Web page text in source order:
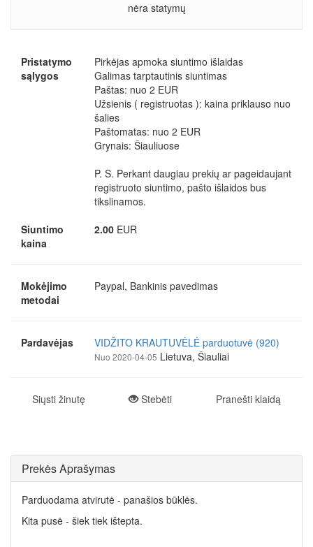
nėra statymų
Pristatymo
sąlygos
Pirkėjas apmoka siuntimo išlaidas
Galimas tarptautinis siuntimas
Paštas: nuo 2 EUR
Užsienis ( registruotas ): kaina priklauso nuo
šalies
Paštomatas: nuo 2 EUR
Grynais: Šiauliuose
P. S. Perkant daugiau prekių ar pageidaujant
registruoto siuntimo, pašto išlaidos bus
tikslinamos.
Siuntimo
kaina
2.00EUR
Mokėjimo
metodai
Paypal, Bankinis pavedimas
Pardavėjas VIDŽITO KRAUTUVĖLĖ parduotuvė (920)
Nuo 2020-04-05 Lietuva, Šiauliai
Siųsti žinutę Stebėti Pranešti klaidą
Prekės Aprašymas
Parduodama atvirutė - panašios būklės.
Kita pusė - šiek tiek ištepta.